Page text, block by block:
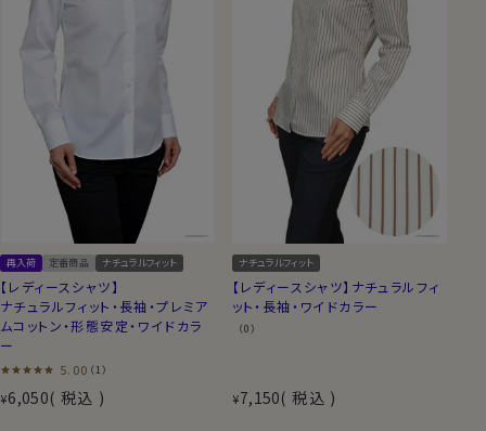
再入荷 定番商品 ナチュラルフィット
【レディースシャツ】
ナチュラルフィット・長袖・プレミア
ムコットン・形態安定・ワイドカラ
ー
5.00 （1）
¥6,050 税込
ナチュラルフィット
【レディースシャツ】ナチュラルフィ
ット・長袖・ワイドカラー
（0）
¥7,150 税込